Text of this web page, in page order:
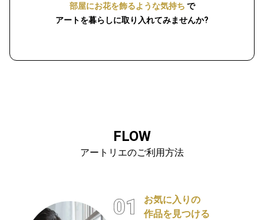
部屋にお花を飾るような気持ち で
アートを暮らしに取り入れてみませんか?
FLOW
アートリエのご利用方法
お気に入りの
作品を見つける